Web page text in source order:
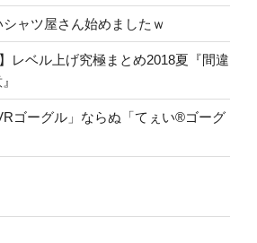
ャツ屋さん始めましたｗ
レベル上げ究極まとめ2018夏『間違
ゴーグル」ならぬ「てぇい®ゴーグ